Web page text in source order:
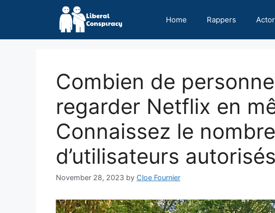
Home Rappers
Combien de
regarder Netflix en
Connaissez le
d’utilisateurs
November 28, 2023 by Cloe Fournier